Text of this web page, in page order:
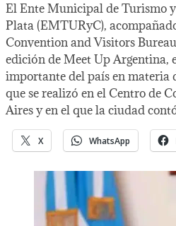
El Ente Municipal de Turismo
Plata (EMTURyC),
Convention and Visitors
edición de Meet Up Argentina,
importante del país en materia
que se realizó en el Centro de
Aires y en el que la ciudad
X WhatsApp